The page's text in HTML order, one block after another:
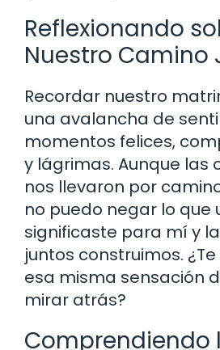
Reflexionando
Nuestro Camino
Recordar nuestro
una avalancha de
momentos felices,
y lágrimas. Aunque las
nos llevaron por
no puedo negar lo que
significaste para mí y
juntos construimos.
esa misma sensación
mirar atrás?
Comprendiendo